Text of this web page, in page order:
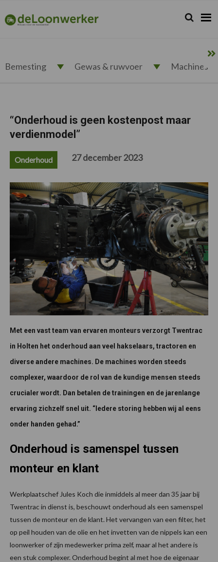
de
hoofdnavigatie
de
hoofd
de
eerste
de
voettekst
deloonwerker.nl Zoeken...
Zoek
Bemesting Gewas & ruwvoer Machines
“Onderhoud is geen kostenpost maar
verdienmodel”
Onderhoud 27 december 2023
Met een vast team van ervaren monteurs verzorgt Twentrac
in Holten het onderhoud aan veel hakselaars, tractoren en
diverse andere machines. De machines worden steeds
complexer, waardoor de rol van de kundige mensen steeds
crucialer wordt. Dan betalen de trainingen en de jarenlange
ervaring zichzelf snel uit. “Iedere storing hebben wij al eens
onder handen gehad.”
Onderhoud is samenspel tussen
monteur en klant
Werkplaatschef Jules Koch die inmiddels al meer dan 35 jaar bij
Twentrac in dienst is, beschouwt onderhoud als een samenspel
tussen de monteur en de klant. Het vervangen van een filter, het
op peil houden van de olie en het invetten van de nippels kan een
loonwerker of zijn medewerker prima zelf, maar al het andere is
een stuk complexer. Onderhoud begint al met hoe de eigenaar